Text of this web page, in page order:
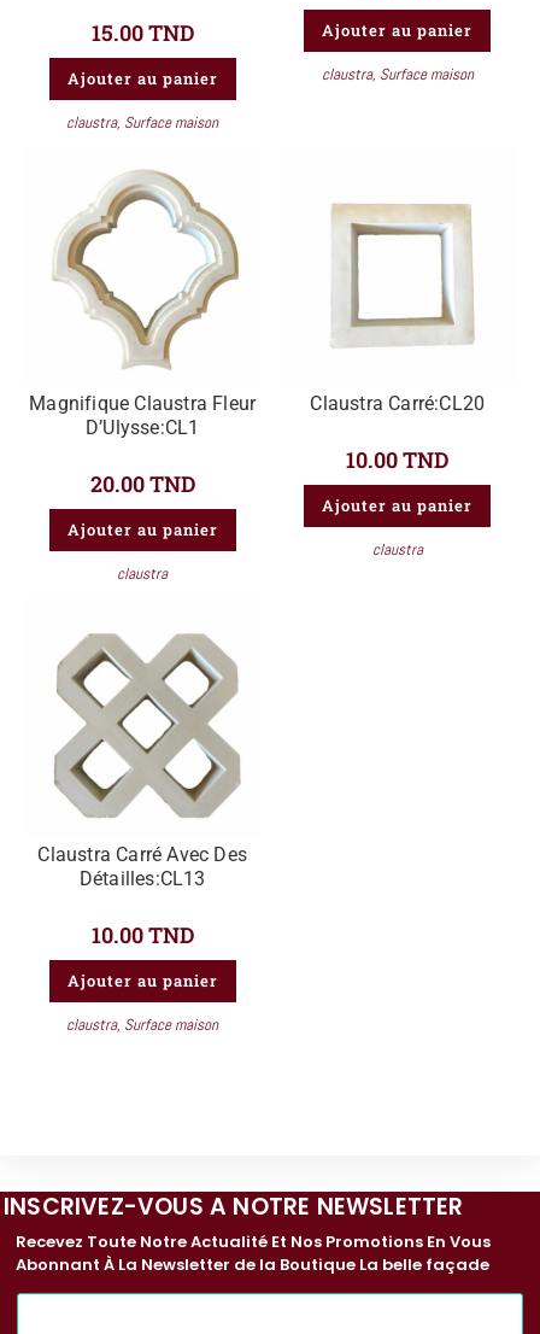
15.00TND
Ajouter au panier
claustra, Surface maison
Ajouter au panier
claustra, Surface maison
Magnifique Claustra Fleur
D’Ulysse:CL1
20.00TND
Ajouter au panier
claustra
Claustra Carré:CL20
10.00TND
Ajouter au panier
claustra
Claustra Carré Avec Des
Détailles:CL13
10.00TND
Ajouter au panier
claustra, Surface maison
INSCRIVEZ-VOUS A NOTRE NEWSLETTER
Recevez Toute Notre Actualité Et Nos Promotions En Vous
Abonnant À La Newsletter de la Boutique La belle façade
E